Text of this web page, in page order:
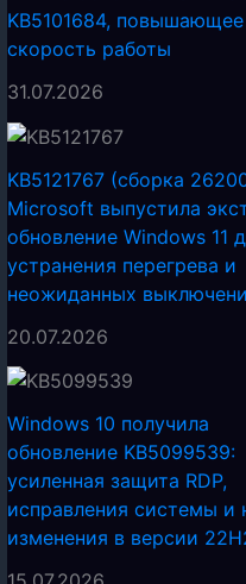
KB5101684, повышающее
скорость работы
31.07.2026
KB5121767 (сборка
Microsoft выпустила
обновление Windows 11
устранения перегрева и
неожиданных
20.07.2026
Windows 10 получила
обновление KB5099539:
усиленная защита RDP,
исправления системы и
изменения в версии